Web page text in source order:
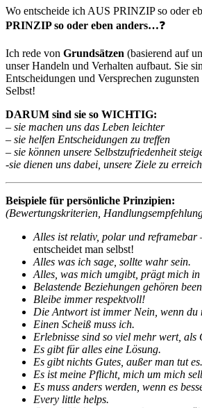
Wo entscheide ich AUS PRINZIP so oder
PRINZIP so oder eben anders…❓
Ich rede von Grundsätzen (basierend auf
unser Handeln und Verhalten aufbaut. Sie
Entscheidungen und Versprechen
Selbst!
DARUM sind sie so WICHTIG:
– sie machen uns das Leben leichter
– sie helfen Entscheidungen zu treffen
– sie können unsere Selbstzufriedenheit
-sie dienen uns dabei, unsere Ziele zu
Beispiele für persönliche Prinzipien:
(Bewertungskriterien,
Alles ist relativ, polar und reframebar
entscheidet man selbst!
Alles was ich sage, sollte wahr sein.
Alles, was mich umgibt, prägt mich in
Belastende Beziehungen gehören
Bleibe immer respektvoll!
Die Antwort ist immer Nein, wenn du
Einen Scheiß muss ich.
Erlebnisse sind so viel mehr wert, als
Es gibt für alles eine Lösung.
Es gibt nichts Gutes, außer man tut es.
Es ist meine Pflicht, mich um mich
Es muss anders werden, wenn es
Every little helps.